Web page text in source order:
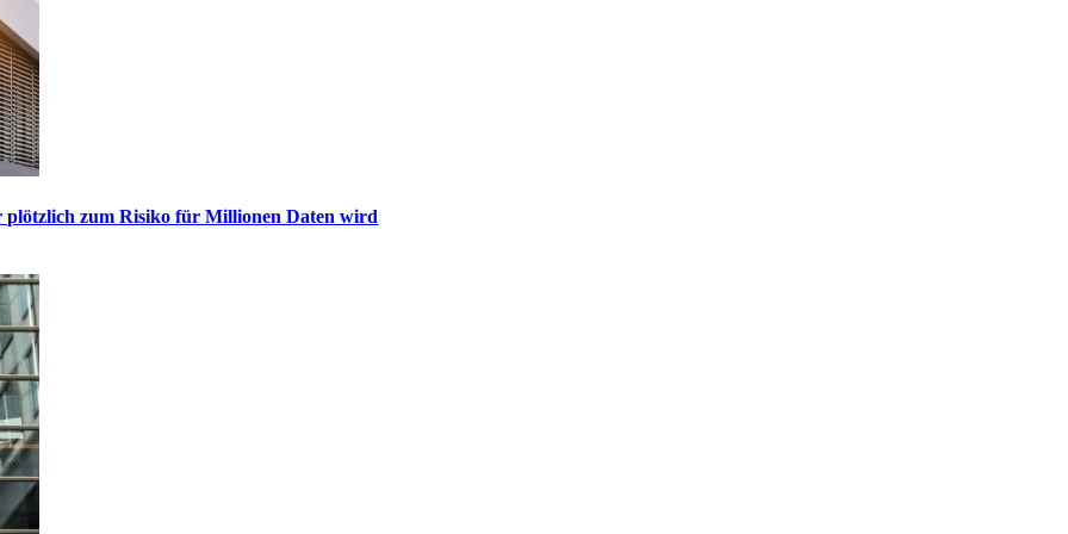
zum Risiko für Millionen Daten wird